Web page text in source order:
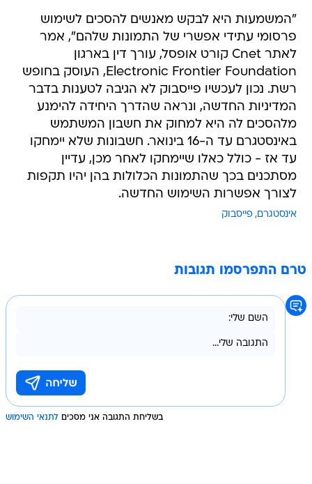
"המשמעות היא לבקש מאנשים להסכים לשימוש
פרסומי עתידי אפשרי של התמונות שלהם", אמר
לאתר Cnet קורט אופסל, עורך דין בארגון
Electronic Frontier Foundation, העוסק בחופש
רשת. נכון לעכשיו פייסבוק לא הגיבה לטענות בדבר
המדיניות החדשה, ונראה שהדרך היחידה להימנע
מלהסכים לה היא למחוק את חשבון המשתמש
באינסטגרם עד ה-16 בינואר. חשבונות שלא יימחקו
עד אז - כולל כאלו שיימחקו לאחר מכן, עדיין
מסתכנים בכך שהתמונות הכלולות בהן יהיו תקפות
לצורך אפשרות השימוש החדשה.
אינסטגרם פייסבוק
טרם התפרסמו תגובות
בשליחת התגובה אני מסכים לתנאי השימוש